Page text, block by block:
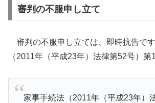
審判の不服申し立て
審判の不服申し立ては、即時抗告で
（2011年（平成23年）法律第52号）第
家事手続法（2011年（平成23年）